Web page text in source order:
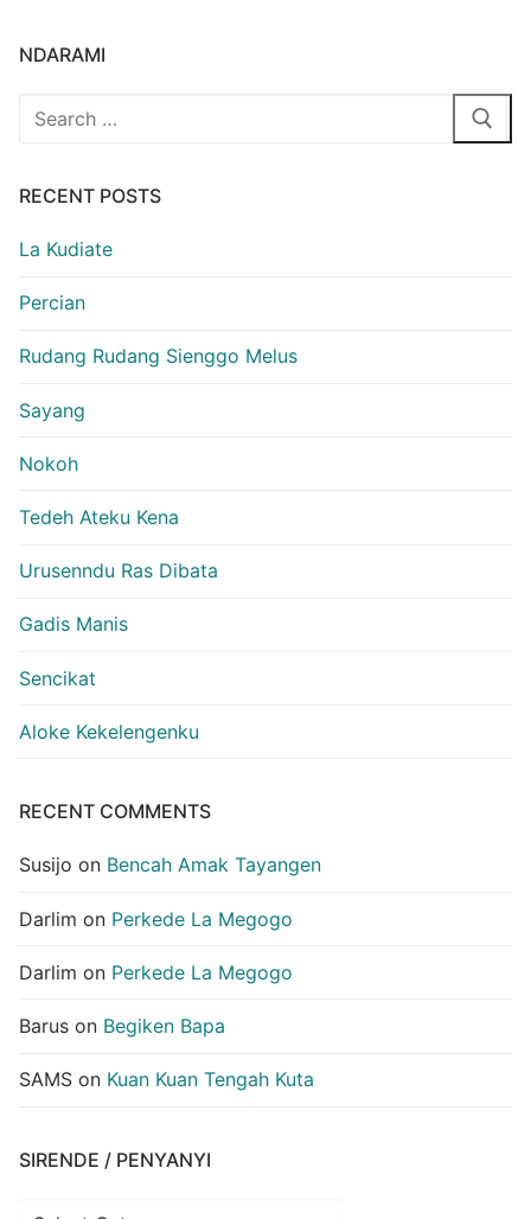
NDARAMI
Search
RECENT POSTS
La Kudiate
Percian
Rudang Rudang Sienggo Melus
Sayang
Nokoh
Tedeh Ateku Kena
Urusenndu Ras Dibata
Gadis Manis
Sencikat
Aloke Kekelengenku
RECENT COMMENTS
Susijo on Bencah Amak Tayangen
Darlim on Perkede La Megogo
Darlim on Perkede La Megogo
Barus on Begiken Bapa
SAMS on Kuan Kuan Tengah Kuta
SIRENDE / PENYANYI
Sirende